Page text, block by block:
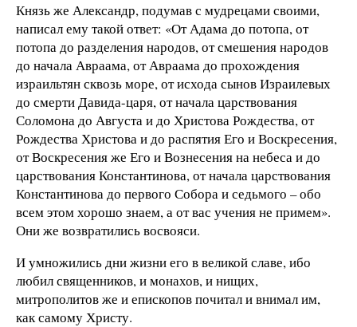
Князь же Александр, подумав с мудрецами своими,
написал ему такой ответ: «От Адама до потопа, от
потопа до разделения народов, от смешения народов
до начала Авраама, от Авраама до прохождения
израильтян сквозь море, от исхода сынов Израилевых
до смерти Давида-царя, от начала царствования
Соломона до Августа и до Христова Рождества, от
Рождества Христова и до распятия Его и Воскресения,
от Воскресения же Его и Вознесения на небеса и до
царствования Константинова, от начала царствования
Константинова до первого Собора и седьмого – обо
всем этом хорошо знаем, а от вас учения не примем».
Они же возвратились восвояси.
И умножились дни жизни его в великой славе, ибо
любил священников, и монахов, и нищих,
митрополитов же и епископов почитал и внимал им,
как самому Христу.